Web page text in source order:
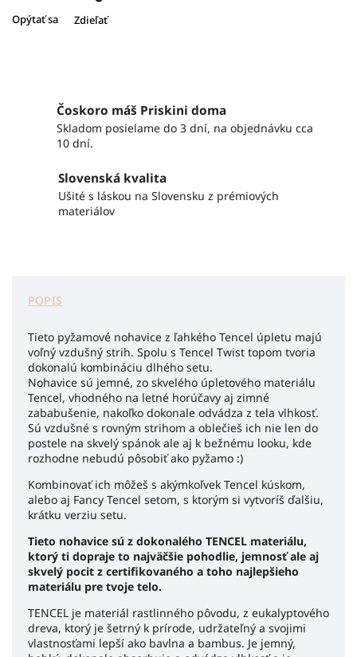
Opýtať sa Zdieľať
Čoskoro máš Priskini doma
Skladom posielame do 3 dní, na objednávku cca
10 dní.
Slovenská kvalita
Ušité s láskou na Slovensku z prémiových
materiálov
POPIS
Tieto pyžamové nohavice z ľahkého Tencel úpletu majú
voľný vzdušný strih. Spolu s Tencel Twist topom tvoria
dokonalú kombináciu dlhého setu.
Nohavice sú jemné, zo skvelého úpletového materiálu
Tencel, vhodného na letné horúčavy aj zimné
zababušenie, nakoľko dokonale odvádza z tela vlhkosť.
Sú vzdušné s rovným strihom a oblečieš ich nie len do
postele na skvelý spánok ale aj k bežnému looku, kde
rozhodne nebudú pôsobiť ako pyžamo :)
Kombinovať ich môžeš s akýmkoľvek Tencel kúskom,
alebo aj Fancy Tencel setom, s ktorým si vytvoríš ďalšiu,
krátku verziu setu.
Tieto nohavice sú z dokonalého TENCEL materiálu,
ktorý ti dopraje to najväčšie pohodlie, jemnosť ale aj
skvelý pocit z certifikovaného a toho najlepšieho
materiálu pre tvoje telo.
TENCEL je materiál rastlinného pôvodu, z eukalyptového
dreva, ktorý je šetrný k prírode, udržateľný a svojimi
vlastnosťami lepší ako bavlna a bambus. Je jemný,